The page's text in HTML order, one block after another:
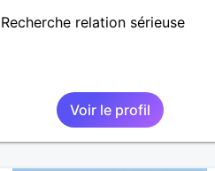
Recherche relation sérieuse
Voir le profil